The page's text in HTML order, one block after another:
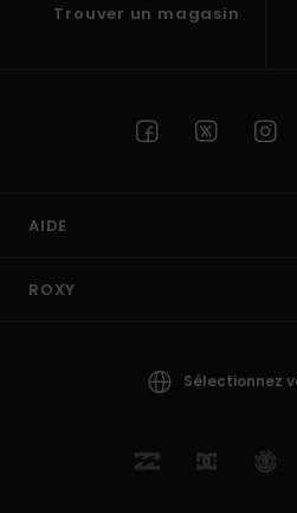
Trouver un magasin
AIDE
ROXY
Sélectionnez